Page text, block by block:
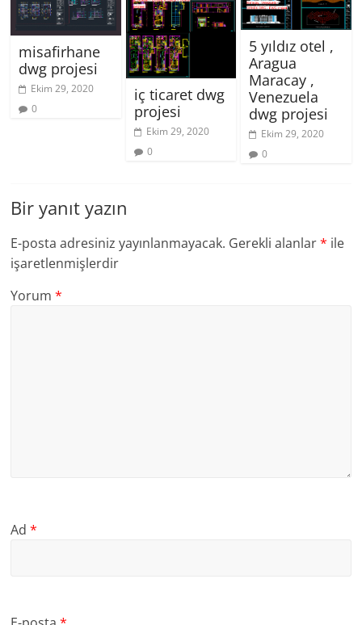
misafirhane
dwg projesi
Ekim 29, 2020
0
iç ticaret dwg
projesi
Ekim 29, 2020
0
5 yıldız otel ,
Aragua
Maracay ,
Venezuela
dwg projesi
Ekim 29, 2020
0
Bir yanıt yazın
E-posta adresiniz yayınlanmayacak. Gerekli alanlar* ile
işaretlenmişlerdir
Yorum*
Ad*